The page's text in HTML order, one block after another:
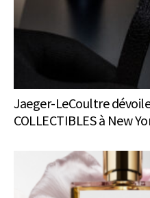
Jaeger-LeCoultre
COLLECTIBLES à New